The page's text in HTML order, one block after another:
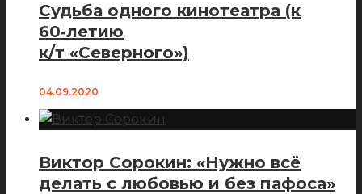
Судьба одного кинотеатра (к
60‑летию
к/т «Северного»)
04.09.2020
Виктор Сорокин: «Нужно всё
делать с любовью и без пафоса»